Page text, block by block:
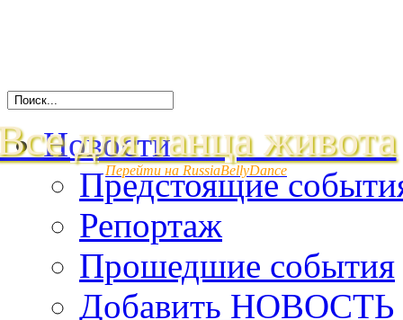
для танца живота
Перейти на RussiaBellyDance
Новости
Предстоящие
Репортаж
Прошедшие события
Добавить НОВОСТЬ